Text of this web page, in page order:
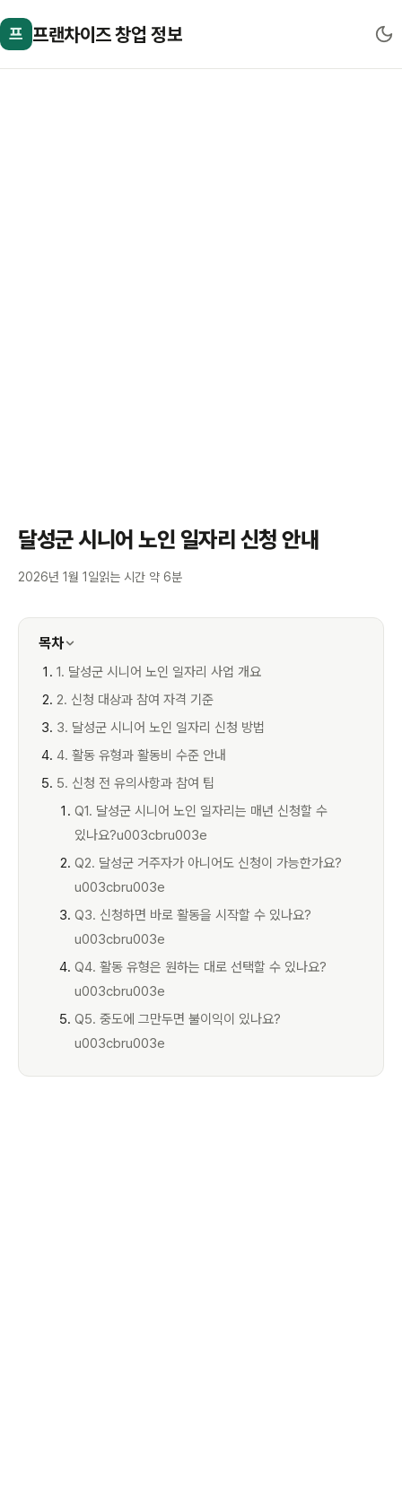
프 프랜차이즈 창업 정보
달성군 시니어 노인 일자리 신청 안내
2026년 1월 1일읽는 시간 약 6분
목차
1. 달성군 시니어 노인 일자리 사업 개요
2. 신청 대상과 참여 자격 기준
3. 달성군 시니어 노인 일자리 신청 방법
4. 활동 유형과 활동비 수준 안내
5. 신청 전 유의사항과 참여 팁
Q1. 달성군 시니어 노인 일자리는 매년 신청할 수
있나요?u003cbru003e
Q2. 달성군 거주자가 아니어도 신청이 가능한가요?
u003cbru003e
Q3. 신청하면 바로 활동을 시작할 수 있나요?
u003cbru003e
Q4. 활동 유형은 원하는 대로 선택할 수 있나요?
u003cbru003e
Q5. 중도에 그만두면 불이익이 있나요?
u003cbru003e